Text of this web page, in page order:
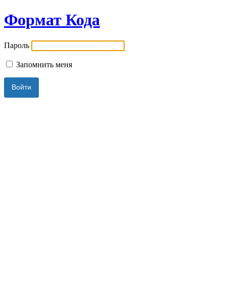
Формат Кода
Пароль
Запомнить меня